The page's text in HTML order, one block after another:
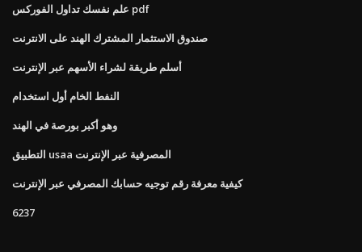
علم نفسك تداول الفوركس pdf
صندوق الاستثمار المشترك الهند على الانترنت
أسلم طريقة لشراء الأسهم عبر الإنترنت
النفط الخام أول استخدام
وهو أكبر بورصة في الهند
التطبيق usaa المصرفية عبر الإنترنت
كيفية معرفة رقم توجيه حسابك المصرفي عبر الإنترنت
6237